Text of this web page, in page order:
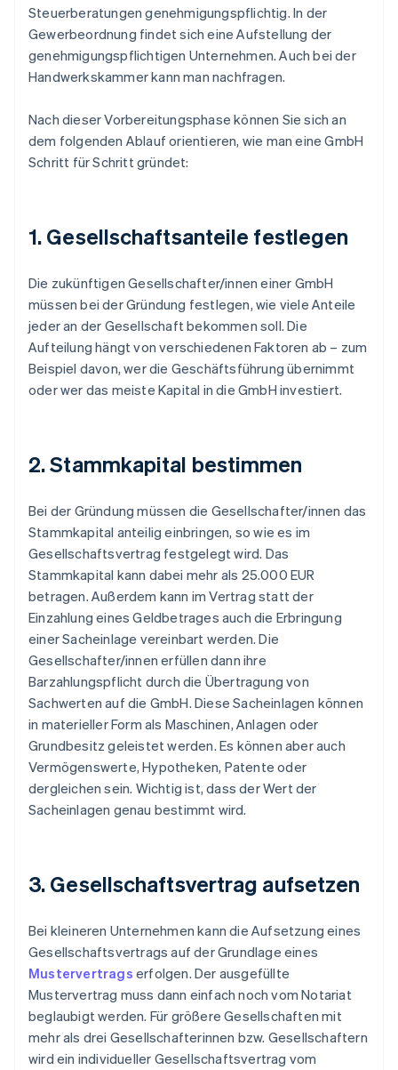
Steuerberatungen genehmigungspflichtig. In der
Gewerbeordnung findet sich eine Aufstellung der
genehmigungspflichtigen Unternehmen. Auch bei der
Handwerkskammer kann man nachfragen.
Nach dieser Vorbereitungsphase können Sie sich an
dem folgenden Ablauf orientieren, wie man eine GmbH
Schritt für Schritt gründet:
1. Gesellschaftsanteile festlegen
Die zukünftigen Gesellschafter/innen einer GmbH
müssen bei der Gründung festlegen, wie viele Anteile
jeder an der Gesellschaft bekommen soll. Die
Aufteilung hängt von verschiedenen Faktoren ab – zum
Beispiel davon, wer die Geschäftsführung übernimmt
oder wer das meiste Kapital in die GmbH investiert.
2. Stammkapital bestimmen
Bei der Gründung müssen die Gesellschafter/innen das
Stammkapital anteilig einbringen, so wie es im
Gesellschaftsvertrag festgelegt wird. Das
Stammkapital kann dabei mehr als 25.000 EUR
betragen. Außerdem kann im Vertrag statt der
Einzahlung eines Geldbetrages auch die Erbringung
einer Sacheinlage vereinbart werden. Die
Gesellschafter/innen erfüllen dann ihre
Barzahlungspflicht durch die Übertragung von
Sachwerten auf die GmbH. Diese Sacheinlagen können
in materieller Form als Maschinen, Anlagen oder
Grundbesitz geleistet werden. Es können aber auch
Vermögenswerte, Hypotheken, Patente oder
dergleichen sein. Wichtig ist, dass der Wert der
Sacheinlagen genau bestimmt wird.
3. Gesellschaftsvertrag aufsetzen
Bei kleineren Unternehmen kann die Aufsetzung eines
Gesellschaftsvertrags auf der Grundlage eines
Mustervertrags erfolgen. Der ausgefüllte
Mustervertrag muss dann einfach noch vom Notariat
beglaubigt werden. Für größere Gesellschaften mit
mehr als drei Gesellschafterinnen bzw. Gesellschaftern
wird ein individueller Gesellschaftsvertrag vom